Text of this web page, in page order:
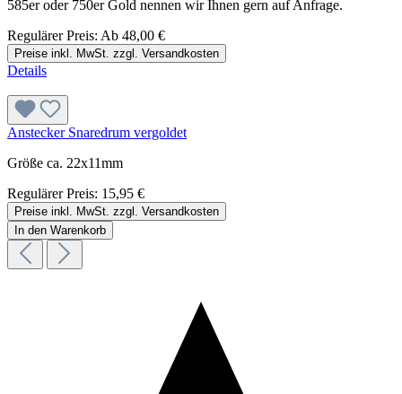
585er oder 750er Gold nennen wir Ihnen gern auf Anfrage.
Regulärer Preis: Ab 48,00 €
Preise inkl. MwSt. zzgl. Versandkosten
Details
Anstecker Snaredrum vergoldet
Größe ca. 22x11mm
Regulärer Preis: 15,95 €
Preise inkl. MwSt. zzgl. Versandkosten
In den Warenkorb